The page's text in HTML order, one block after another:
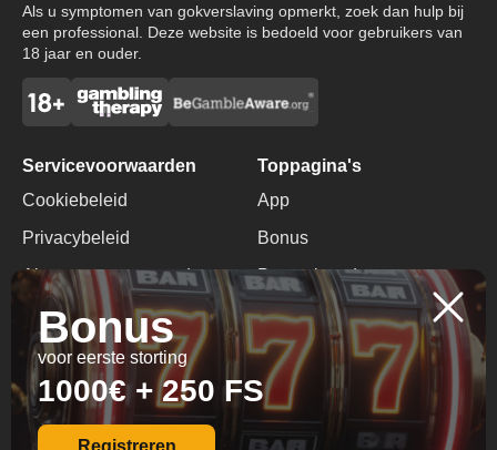
Bonus
voor eerste storting
1000€ + 250 FS
Registreren
Als u symptomen van gokverslaving opmerkt, zoek dan hulp bij
een professional. Deze website is bedoeld voor gebruikers van
18 jaar en ouder.
Servicevoorwaarden
Cookiebeleid
Privacybeleid
Algemene voorwaarden
Verantwoord Gokken
Toppagina's
App
Bonus
Promotiecode
Geen Stortingsbonus
Contacten
+357 97421835
info@starbet-casino.net